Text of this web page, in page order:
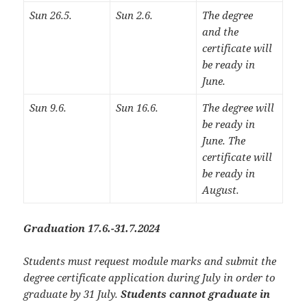
​Sun 26.5. ​Sun 2.6.
​The degree
and the
certificate will
be ready in
June.
​Sun 9.6.
​​Sun 16.6.
​The degree will
be ready in
June. The
certificate will
be ready in
August.
Graduation 17.6.-31.7.2024
Students must request module marks and submit the
degree certificate application during July in order to
graduate by 31 July.Students cannot graduate in